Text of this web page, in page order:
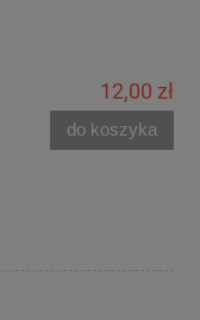
12,00 zł
do koszyka